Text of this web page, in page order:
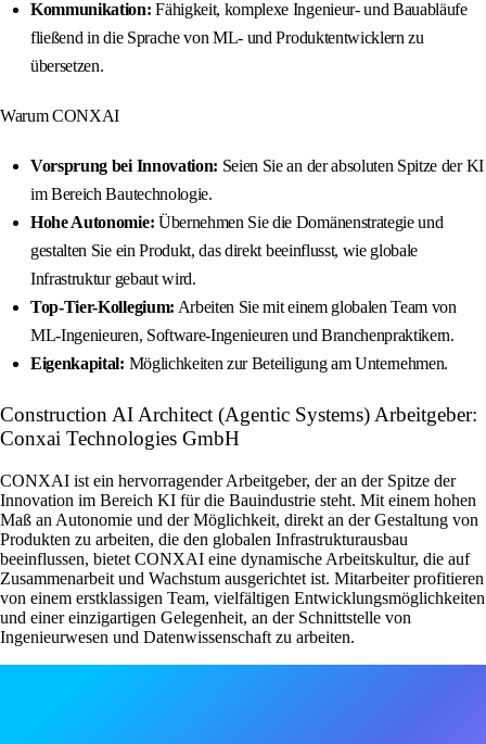
Kommunikation: Fähigkeit, komplexe Ingenieur- und Bauabläufe
fließend in die Sprache von ML- und Produktentwicklern zu
übersetzen.
Warum CONXAI
Vorsprung bei Innovation: Seien Sie an der absoluten Spitze der KI
im Bereich Bautechnologie.
Hohe Autonomie: Übernehmen Sie die Domänenstrategie und
gestalten Sie ein Produkt, das direkt beeinflusst, wie globale
Infrastruktur gebaut wird.
Top-Tier-Kollegium: Arbeiten Sie mit einem globalen Team von
ML-Ingenieuren, Software-Ingenieuren und Branchenpraktikern.
Eigenkapital: Möglichkeiten zur Beteiligung am Unternehmen.
Construction AI Architect (Agentic Systems) Arbeitgeber:
Conxai Technologies GmbH
CONXAI ist ein hervorragender Arbeitgeber, der an der Spitze der
Innovation im Bereich KI für die Bauindustrie steht. Mit einem hohen
Maß an Autonomie und der Möglichkeit, direkt an der Gestaltung von
Produkten zu arbeiten, die den globalen Infrastrukturausbau
beeinflussen, bietet CONXAI eine dynamische Arbeitskultur, die auf
Zusammenarbeit und Wachstum ausgerichtet ist. Mitarbeiter profitieren
von einem erstklassigen Team, vielfältigen Entwicklungsmöglichkeiten
und einer einzigartigen Gelegenheit, an der Schnittstelle von
Ingenieurwesen und Datenwissenschaft zu arbeiten.